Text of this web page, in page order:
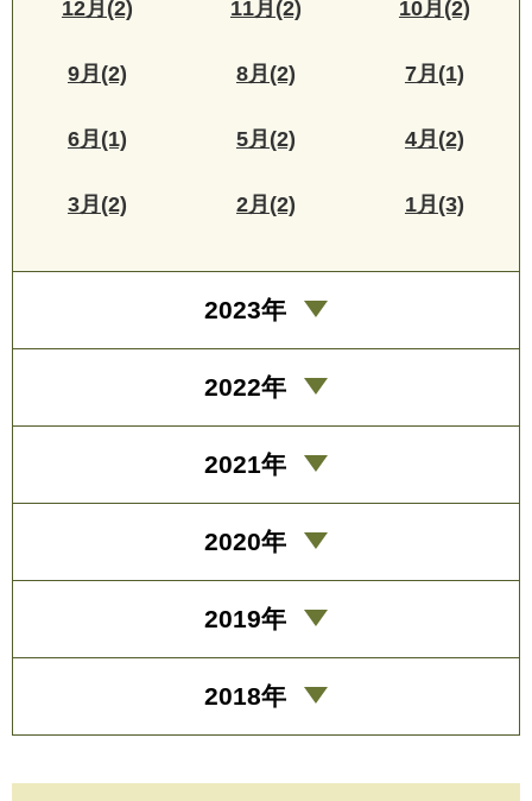
12月(2) 11月(2) 10月(2)
9月(2) 8月(2) 7月(1)
6月(1) 5月(2) 4月(2)
3月(2) 2月(2) 1月(3)
2023年
2022年
2021年
2020年
2019年
2018年